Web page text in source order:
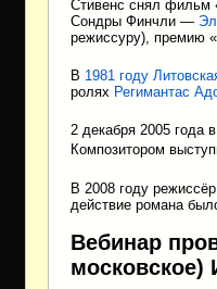
Стивенс снял фильм
Сондры Финчли —
режиссуру), премию «
В 1981 году
ролях Регимантас
2 декабря 2005 года в
Композитором
В 2008 году
действие романа
Вебинар
московское)